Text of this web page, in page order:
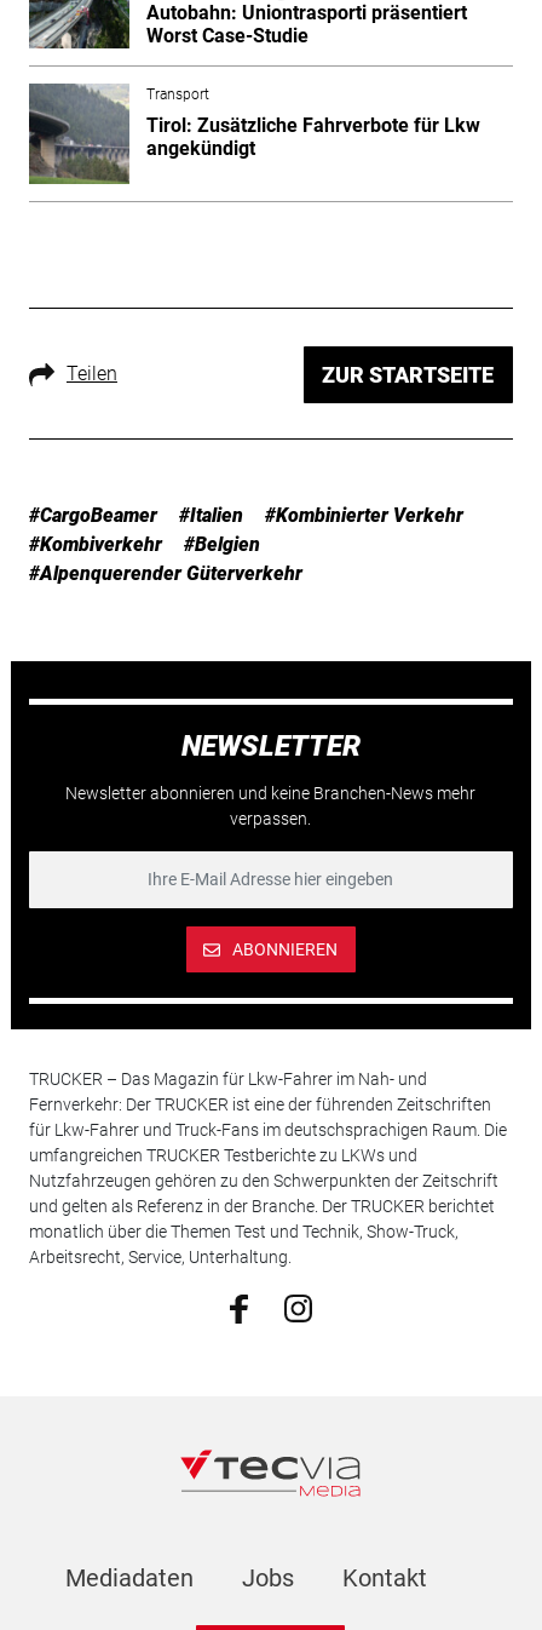
Autobahn: Uniontrasporti präsentiert
Worst Case-Studie
Transport
Tirol: Zusätzliche Fahrverbote für Lkw
angekündigt
Teilen ZUR STARTSEITE
#CargoBeamer #Italien
#Kombinierter Verkehr
#Kombiverkehr
#Belgien
#Alpenquerender Güterverkehr
NEWSLETTER
Newsletter abonnieren und keine Branchen-News mehr
verpassen.
ABONNIEREN
TRUCKER – Das Magazin für Lkw-Fahrer im Nah- und
Fernverkehr: Der TRUCKER ist eine der führenden Zeitschriften
für Lkw-Fahrer und Truck-Fans im deutschsprachigen Raum. Die
umfangreichen TRUCKER Testberichte zu LKWs und
Nutzfahrzeugen gehören zu den Schwerpunkten der Zeitschrift
und gelten als Referenz in der Branche. Der TRUCKER berichtet
monatlich über die Themen Test und Technik, Show-Truck,
Arbeitsrecht, Service, Unterhaltung.
Mediadaten Jobs Kontakt